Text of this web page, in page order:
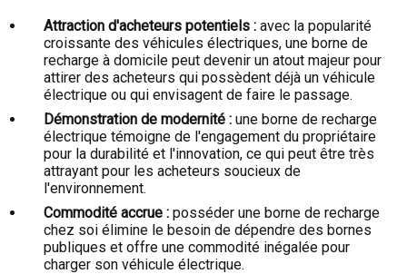
Attraction d'acheteurs potentiels : avec la popularité
croissante des véhicules électriques, une borne de
recharge à domicile peut devenir un atout majeur pour
attirer des acheteurs qui possèdent déjà un véhicule
électrique ou qui envisagent de faire le passage.
Démonstration de modernité : une borne de recharge
électrique témoigne de l'engagement du propriétaire
pour la durabilité et l'innovation, ce qui peut être très
attrayant pour les acheteurs soucieux de
l'environnement.
Commodité accrue : posséder une borne de recharge
chez soi élimine le besoin de dépendre des bornes
publiques et offre une commodité inégalée pour
charger son véhicule électrique.